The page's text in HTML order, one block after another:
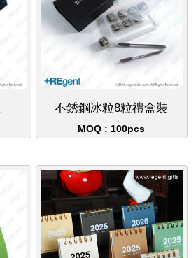
不銹鋼冰粒8粒禮盒裝
MOQ : 100pcs